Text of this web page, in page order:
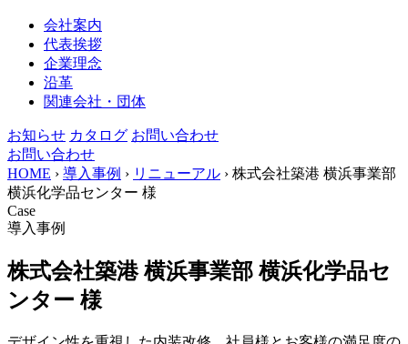
会社案内
代表挨拶
企業理念
沿革
関連会社・団体
お知らせ カタログ お問い合わせ
お問い合わせ
HOME › 導入事例 › リニューアル › 株式会社築港 横浜事業部
横浜化学品センター 様
Case
導入事例
株式会社築港 横浜事業部 横浜化学品セ
ンター 様